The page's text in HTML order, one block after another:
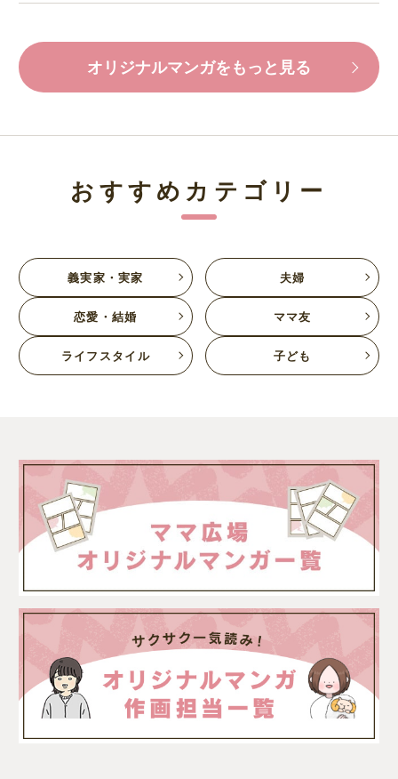
オリジナルマンガをもっと見る
おすすめカテゴリー
義実家・実家 夫婦
恋愛・結婚 ママ友
ライフスタイル 子ども